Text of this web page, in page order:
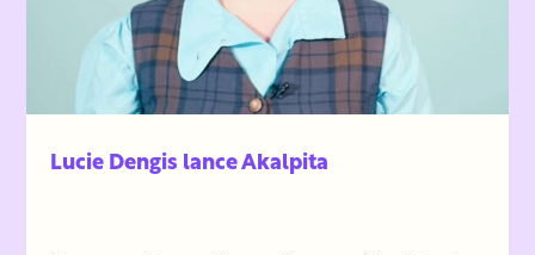
Lucie Dengis lance Akalpita